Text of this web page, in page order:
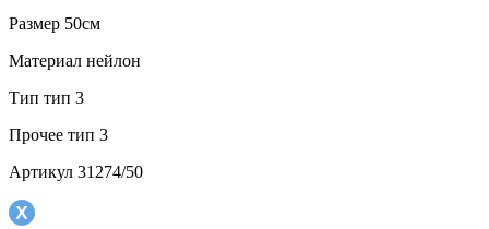
Размер 50см
Материал нейлон
Тип тип 3
Прочее тип 3
Артикул 31274/50